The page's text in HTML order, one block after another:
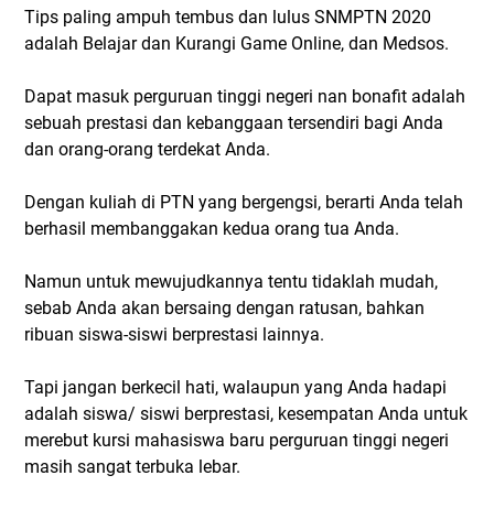
Tips paling ampuh tembus dan lulus SNMPTN 2020
adalah Belajar dan Kurangi Game Online, dan Medsos.
Dapat masuk perguruan tinggi negeri nan bonafit adalah
sebuah prestasi dan kebanggaan tersendiri bagi Anda
dan orang-orang terdekat Anda.
Dengan kuliah di PTN yang bergengsi, berarti Anda telah
berhasil membanggakan kedua orang tua Anda.
Namun untuk mewujudkannya tentu tidaklah mudah,
sebab Anda akan bersaing dengan ratusan, bahkan
ribuan siswa-siswi berprestasi lainnya.
Tapi jangan berkecil hati, walaupun yang Anda hadapi
adalah siswa/ siswi berprestasi, kesempatan Anda untuk
merebut kursi mahasiswa baru perguruan tinggi negeri
masih sangat terbuka lebar.